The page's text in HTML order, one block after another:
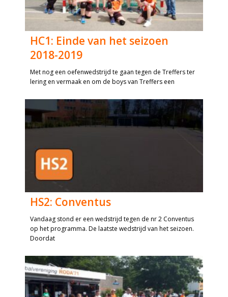
HC1: Einde van het seizoen
2018-2019
Met nog een oefenwedstrijd te gaan tegen de Treffers ter
lering en vermaak en om de boys van Treffers een
HS2: Conventus
Vandaag stond er een wedstrijd tegen de nr 2 Conventus
op het programma. De laatste wedstrijd van het seizoen.
Doordat